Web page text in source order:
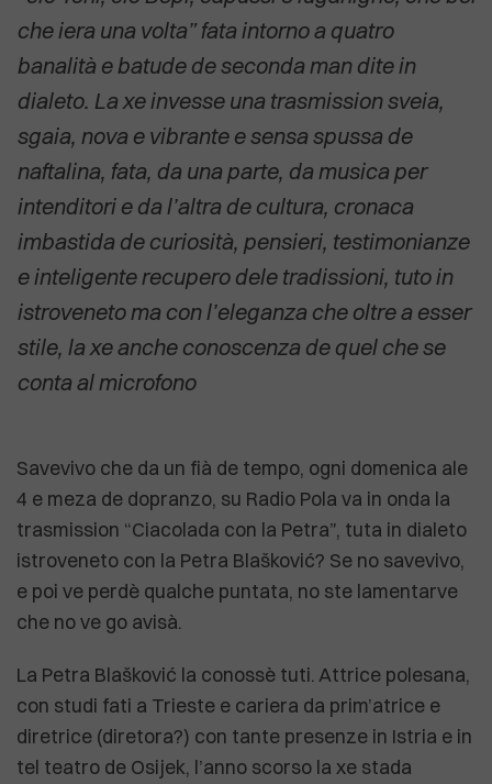
che iera una volta” fata intorno a quatro
banalità e batude de seconda man dite in
dialeto. La xe invesse una trasmission sveia,
sgaia, nova e vibrante e sensa spussa de
naftalina, fata, da una parte, da musica per
intenditori e da l’altra de cultura, cronaca
imbastida de curiosità, pensieri, testimonianze
e inteligente recupero dele tradissioni, tuto in
istroveneto ma con l’eleganza che oltre a esser
stile, la xe anche conoscenza de quel che se
conta al microfono
Savevivo che da un fià de tempo, ogni domenica ale
4 e meza de dopranzo, su Radio Pola va in onda la
trasmission “Ciacolada con la Petra”, tuta in dialeto
istroveneto con la Petra Blašković? Se no savevivo,
e poi ve perdè qualche puntata, no ste lamentarve
che no ve go avisà.
La Petra Blašković la conossè tuti. Attrice polesana,
con studi fati a Trieste e cariera da prim’atrice e
diretrice (diretora?) con tante presenze in Istria e in
tel teatro de Osijek, l’anno scorso la xe stada